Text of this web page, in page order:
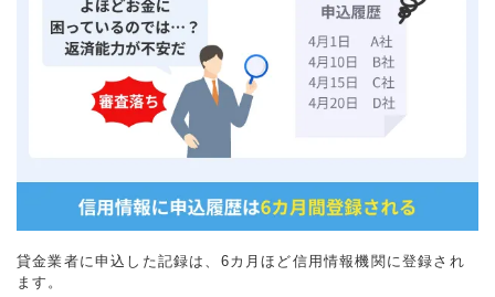
貸金業者に申込した記録は、6カ月ほど信用情報機関に登録され
ます。